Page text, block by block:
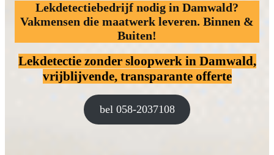
Lekdetectiebedrijf nodig in Damwald?
Vakmensen die maatwerk leveren. Binnen &
Buiten!
Lekdetectie zonder sloopwerk in Damwald,
vrijblijvende, transparante offerte
bel 058-2037108